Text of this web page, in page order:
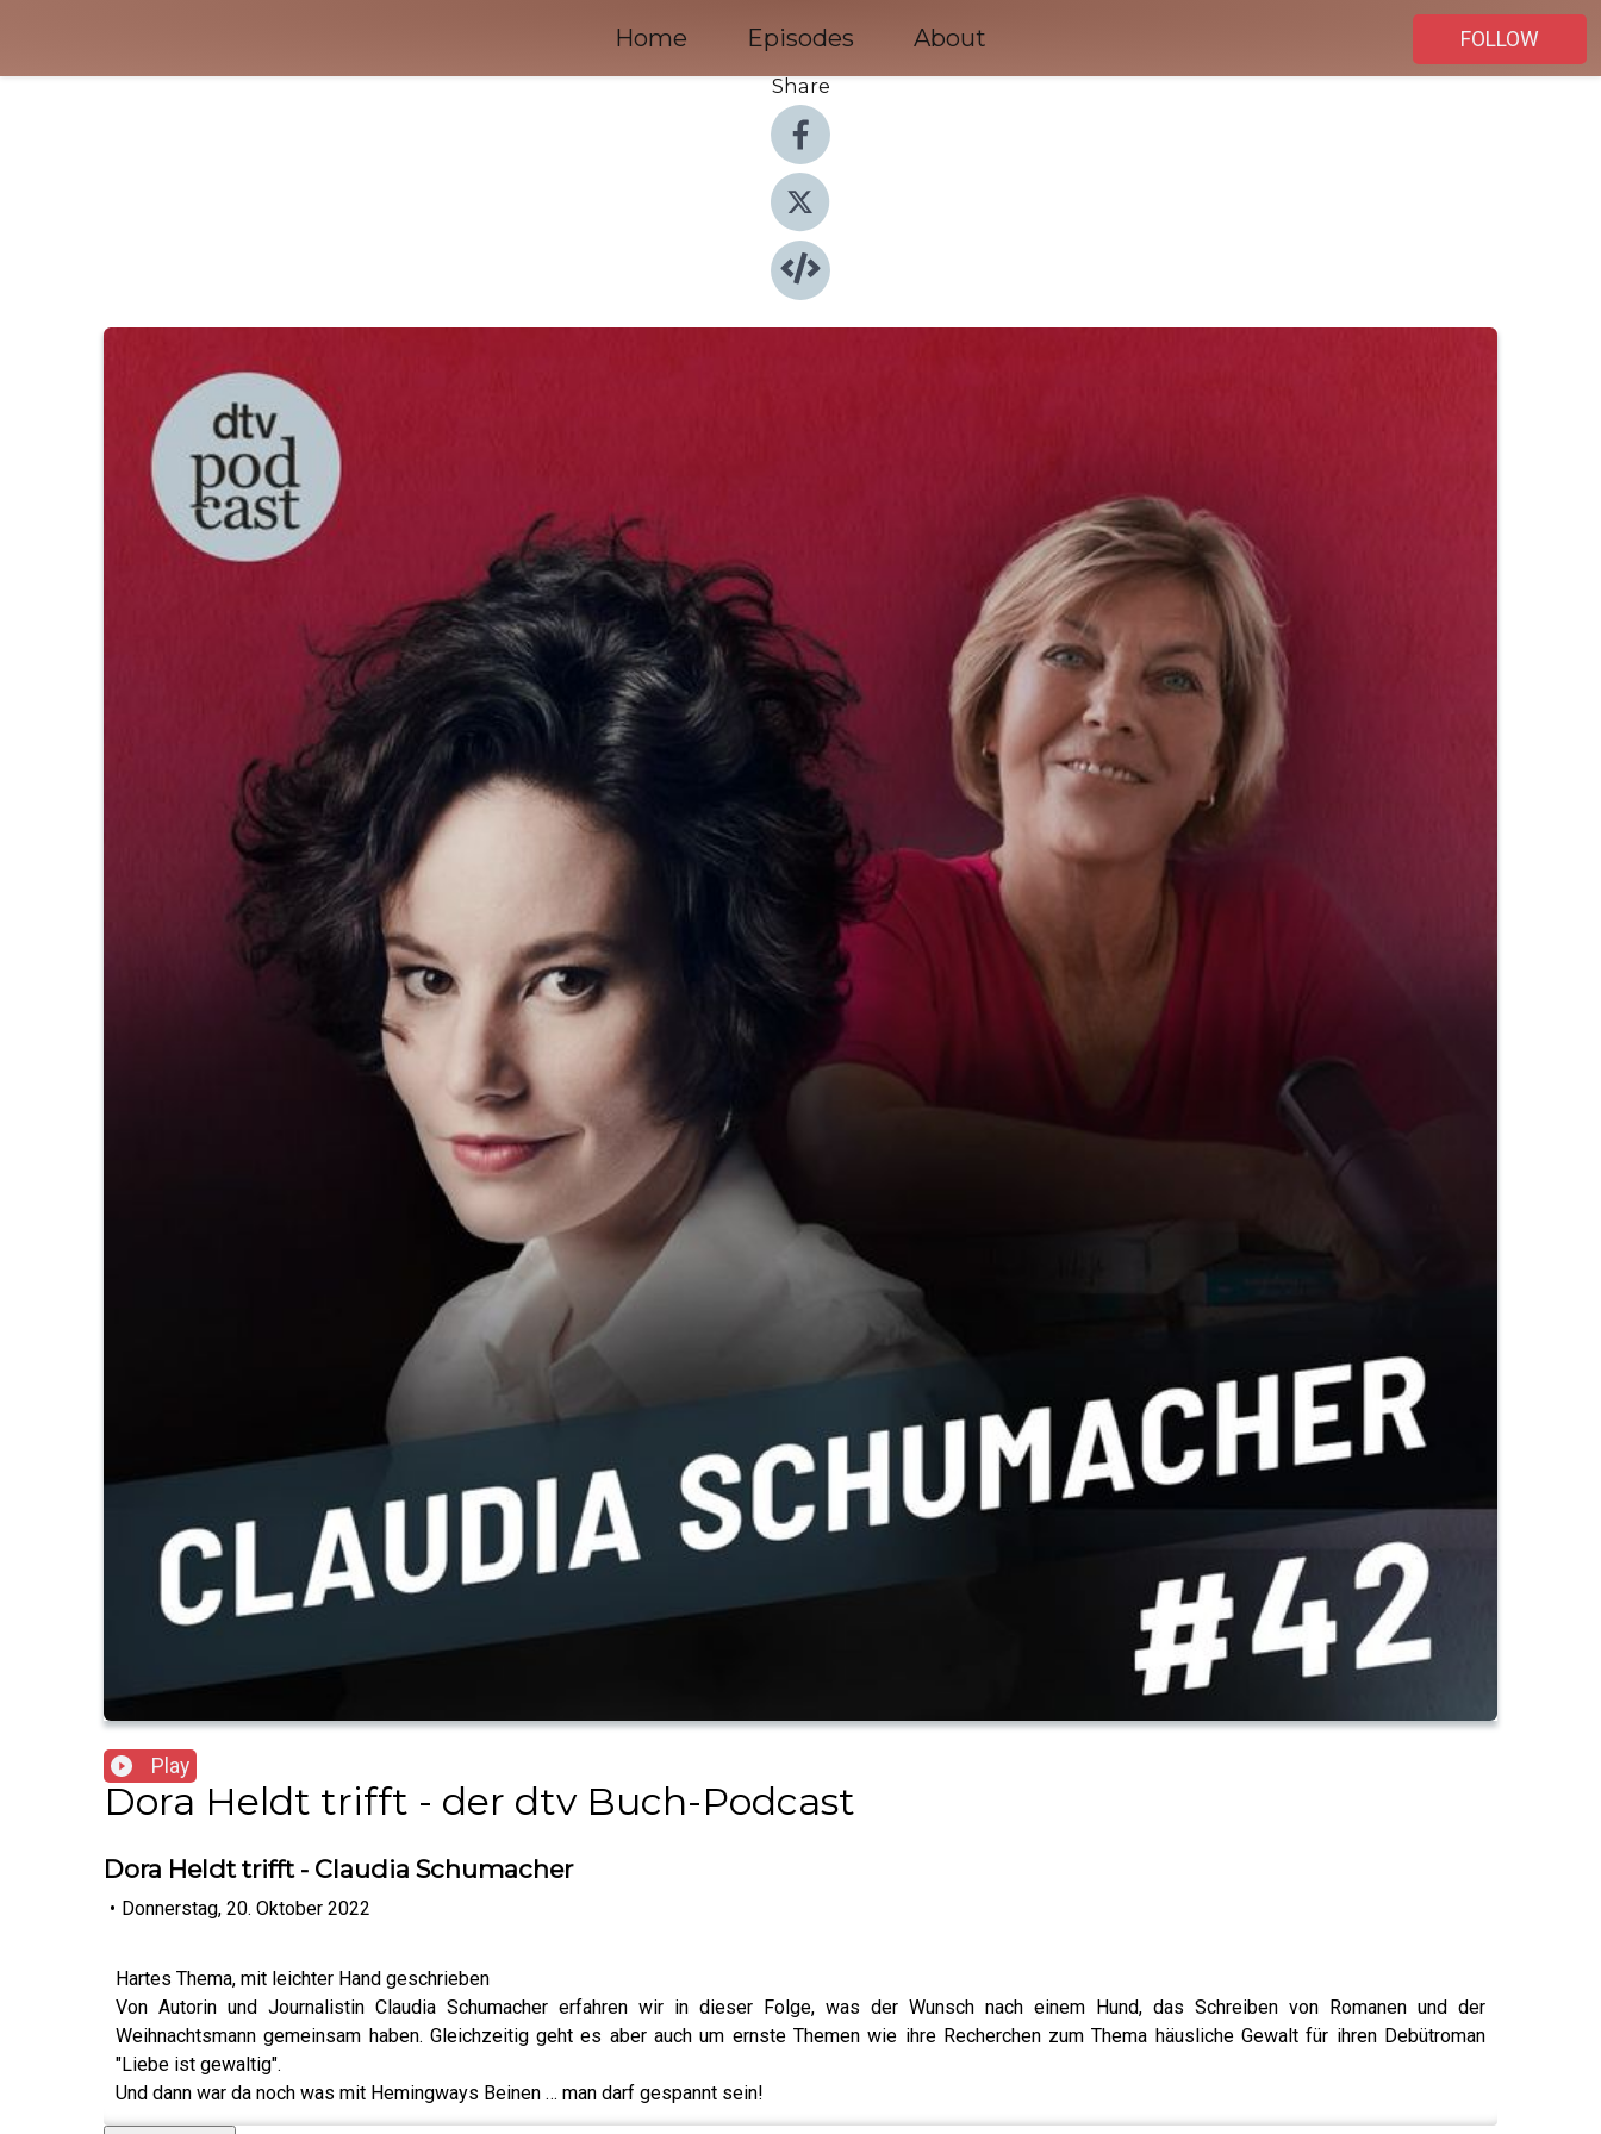
Home Episodes About
FOLLOW
Share
Play
Dora Heldt trifft - der dtv Buch-Podcast
Dora Heldt trifft - Claudia Schumacher
• Donnerstag, 20. Oktober 2022
Hartes Thema, mit leichter Hand geschrieben
Von Autorin und Journalistin Claudia Schumacher erfahren wir in dieser Folge, was der Wunsch nach einem Hund, das Schreiben von Romanen und der
Weihnachtsmann gemeinsam haben. Gleichzeitig geht es aber auch um ernste Themen wie ihre Recherchen zum Thema häusliche Gewalt für ihren Debütroman
"Liebe ist gewaltig".
Und dann war da noch was mit Hemingways Beinen … man darf gespannt sein!